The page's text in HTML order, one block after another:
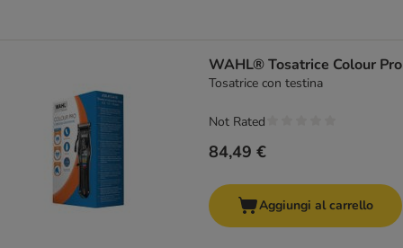
WAHL® Tosatrice Colour Pro
Tosatrice con testina
84,49 €
Not Rated
Aggiungi al carrello